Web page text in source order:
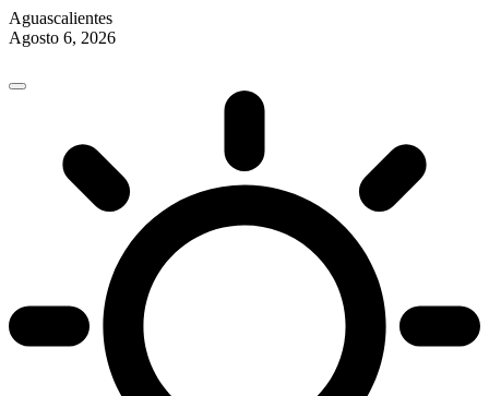
Aguascalientes
Agosto 6, 2026
content